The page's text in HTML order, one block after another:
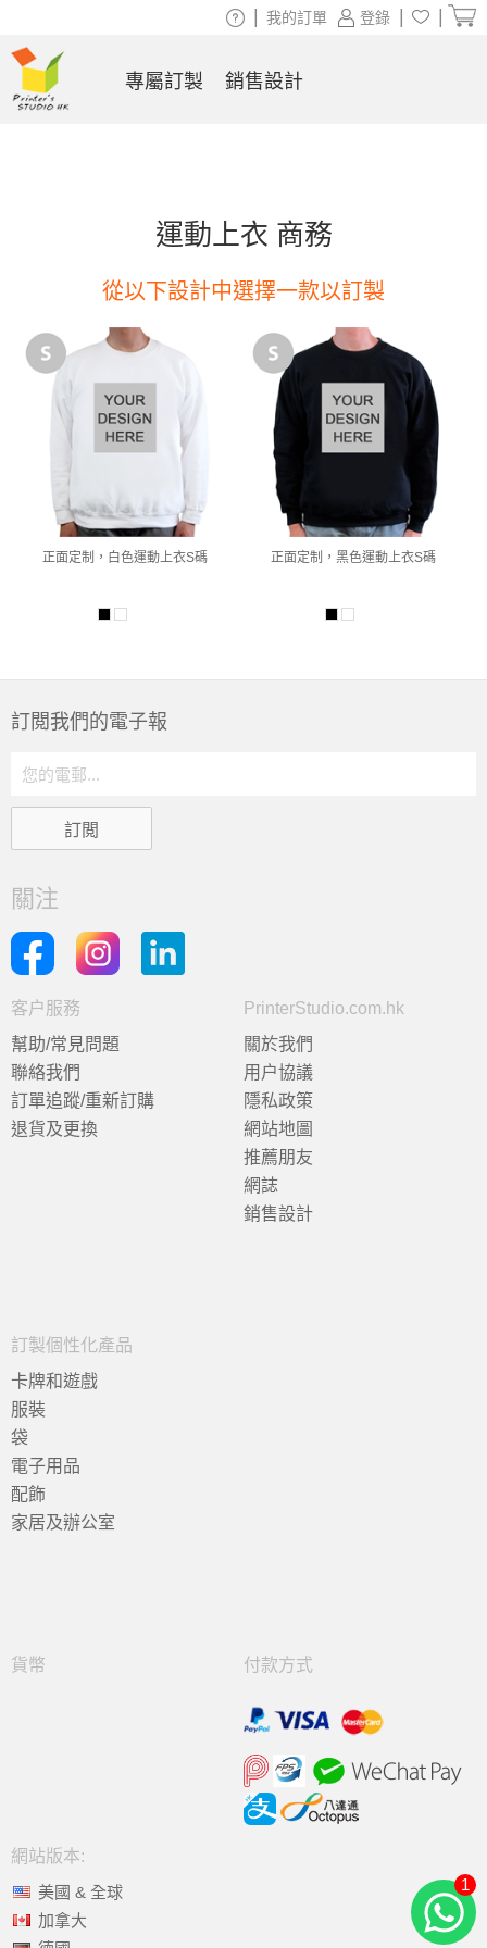
運動上衣 商務
從以下設計中選擇一款以訂製
正面定制，白色運動上衣S碼 正面定制，黑色運動上衣S碼
訂閲我們的電子報
關注
客户服務
幫助/常見問題
聯絡我們
訂單追蹤/重新訂購
退貨及更換
PrinterStudio.com.hk
關於我們
用户協議
隱私政策
網站地圖
推薦朋友
網誌
銷售設計
訂製個性化產品
卡牌和遊戲
服裝
袋
電子用品
配飾
家居及辦公室
貨幣 付款方式
網站版本:
美國 & 全球
加拿大
登錄
我的訂單
專屬訂製 銷售設計
1